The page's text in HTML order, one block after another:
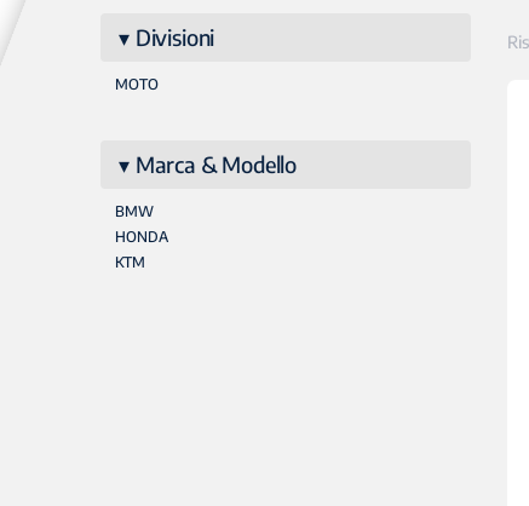
Divisioni
MOTO
Marca & Modello
BMW
HONDA
KTM